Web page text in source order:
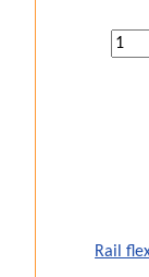
Rail